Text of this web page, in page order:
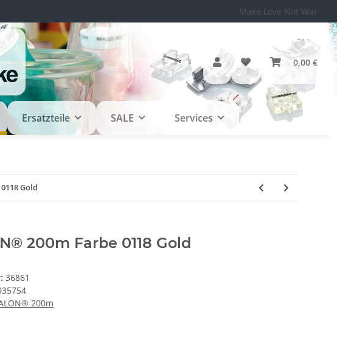
Make Love Not War
0,00 €
Ersatzteile SALE Services
Gold
200m Farbe 0118 Gold
36861
200m